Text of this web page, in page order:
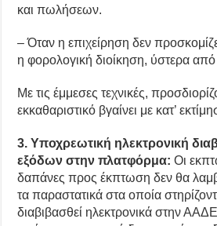
και πωλήσεων.
– Όταν η επιχείρηση δεν
η φορολογική διοίκηση, ύστερα
Με τις έμμεσες τεχνικές,
εκκαθαριστικό βγαίνει με κατ’
3. Υποχρεωτική ηλεκτρονική
εξόδων στην πλατφόρμα: Οι
δαπάνες προς έκπτωση δεν θα
τα παραστατικά στα οποία
διαβιβασθεί ηλεκτρονικά στην